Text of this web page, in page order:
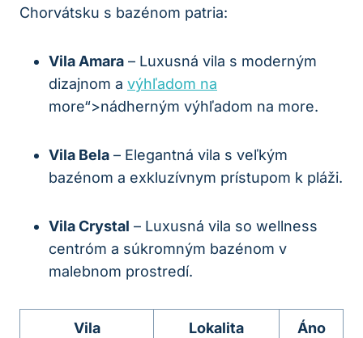
Chorvátsku s bazénom patria:
Vila Amara – Luxusná vila s moderným
dizajnom a ⁤ výhľadom na
more“>nádherným výhľadom na more.
Vila Bela – Elegantná vila s veľkým
bazénom a exkluzívnym ‌prístupom k pláži.
Vila Crystal – Luxusná vila so wellness‍
centróm a súkromným bazénom ‌v
malebnom prostredí.
Vila Lokalita Áno